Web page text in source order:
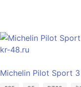
275/40/R19
101
Michelin Pilot Sport 3